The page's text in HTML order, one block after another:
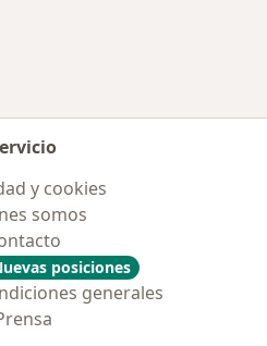
y cookies
somos
posiciones
generales